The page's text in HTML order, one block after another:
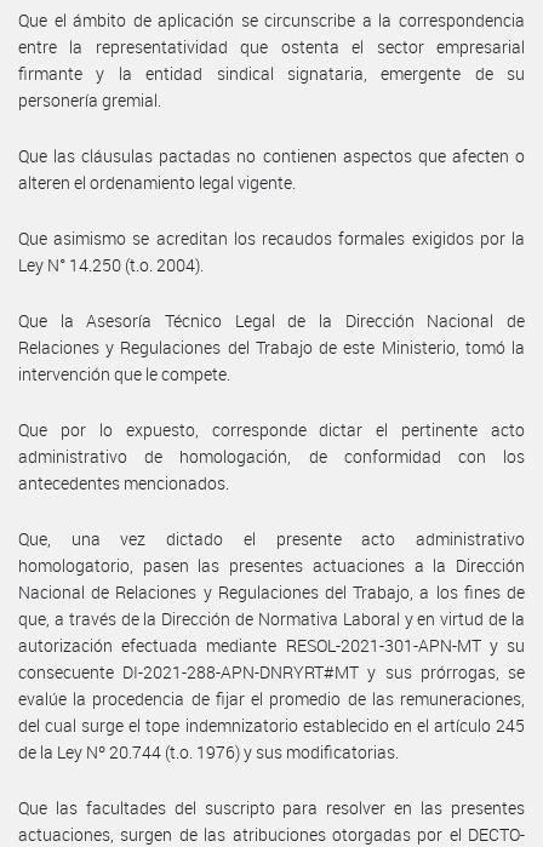
Que el ámbito de aplicación se circunscribe a la correspondencia
entre la representatividad que ostenta el sector empresarial
firmante y la entidad sindical signataria, emergente de su
personería gremial.
Que las cláusulas pactadas no contienen aspectos que afecten o
alteren el ordenamiento legal vigente.
Que asimismo se acreditan los recaudos formales exigidos por la
Ley N° 14.250 (t.o. 2004).
Que la Asesoría Técnico Legal de la Dirección Nacional de
Relaciones y Regulaciones del Trabajo de este Ministerio, tomó la
intervención que le compete.
Que por lo expuesto, corresponde dictar el pertinente acto
administrativo de homologación, de conformidad con los
antecedentes mencionados.
Que, una vez dictado el presente acto administrativo
homologatorio, pasen las presentes actuaciones a la Dirección
Nacional de Relaciones y Regulaciones del Trabajo, a los fines de
que, a través de la Dirección de Normativa Laboral y en virtud de la
autorización efectuada mediante RESOL-2021-301-APN-MT y su
consecuente DI-2021-288-APN-DNRYRT#MT y sus prórrogas, se
evalúe la procedencia de fijar el promedio de las remuneraciones,
del cual surge el tope indemnizatorio establecido en el artículo 245
de la Ley Nº 20.744 (t.o. 1976) y sus modificatorias.
Que las facultades del suscripto para resolver en las presentes
actuaciones, surgen de las atribuciones otorgadas por el DECTO-